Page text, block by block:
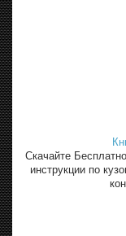
Скачайте
инструкции по